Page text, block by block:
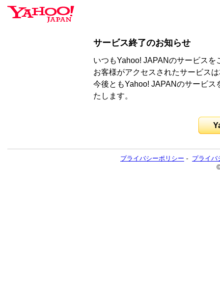
サービス終了のお知らせ
いつもYahoo! JAPANのサービス
お客様がアクセスされたサービス
今後ともYahoo! JAPANのサービ
たします。
プライバシーポリシー - プライバ